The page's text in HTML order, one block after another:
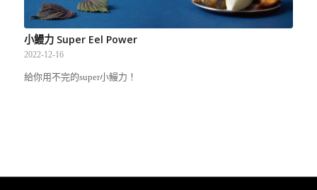
小鰻力 Super Eel Power
2022-12-16
給你用不完的super小鰻力！